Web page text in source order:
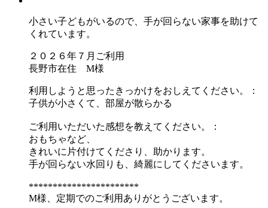
小さい子どもがいるので、手が回らない家事を助けて
くれています。
２０２６年７月ご利用
長野市在住 M様
利用しようと思ったきっかけをおしえてください。：
子供が小さくて、部屋が散らかる
ご利用いただいた感想を教えてください。：
おもちゃなど、
きれいに片付けてくださり、助かります。
手が回らない水回りも、綺麗にしてくださいます。
***********************
M様、定期でのご利用ありがとうございます。